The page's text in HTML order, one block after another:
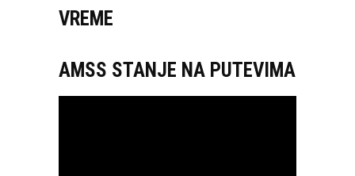
VREME
AMSS STANJE NA PUTEVIMA